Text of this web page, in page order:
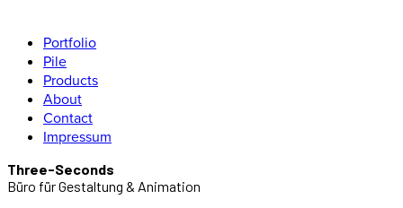
Portfolio
Pile
Products
About
Contact
Impressum
Three-Seconds
Büro für Gestaltung & Animation